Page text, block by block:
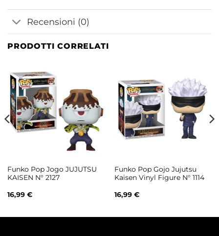
Recensioni (0)
PRODOTTI CORRELATI
Funko Pop Jogo JUJUTSU
KAISEN N° 2127
16,99 €
Funko Pop Gojo Jujutsu
Kaisen Vinyl Figure N° 1114
16,99 €